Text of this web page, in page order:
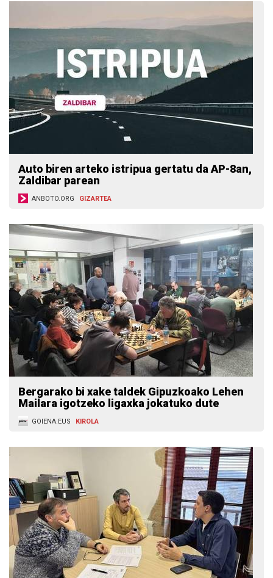
Auto biren arteko istripua gertatu da AP-8an,
Zaldibar parean
ANBOTO.ORG GIZARTEA
Bergarako bi xake taldek Gipuzkoako Lehen
Mailara igotzeko ligaxka jokatuko dute
GOIENA.EUS KIROLA